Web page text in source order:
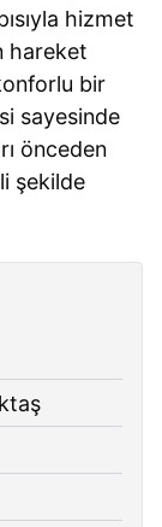
hizmet
hareket
bir
sayesinde
önceden
şekilde